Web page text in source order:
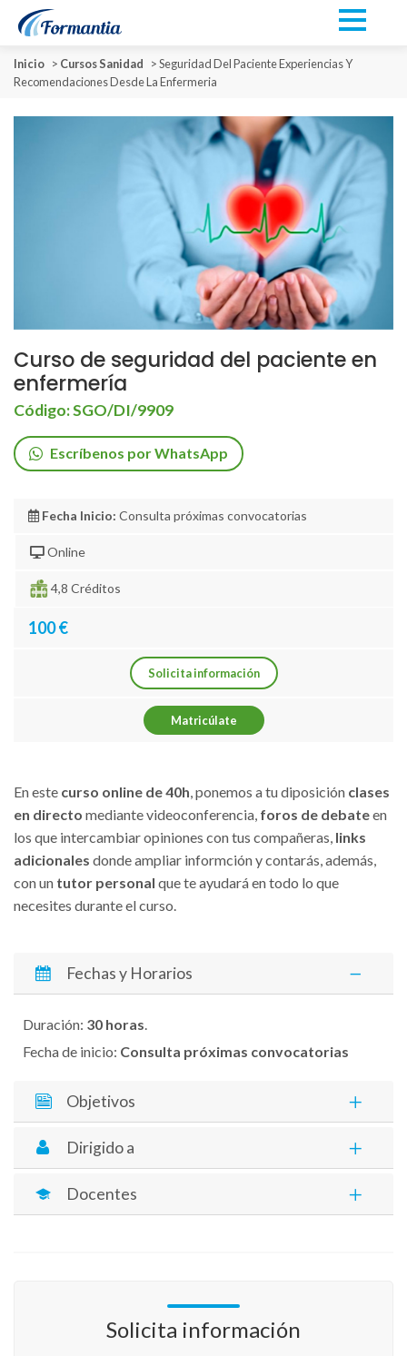
Inicio > Cursos Sanidad >Seguridad Del Paciente Experiencias Y
Recomendaciones Desde La Enfermeria
Curso de seguridad del paciente en
enfermería
Código: SGO/DI/9909
Escríbenos por WhatsApp
Fecha Inicio: Consulta próximas convocatorias
Online
4,8 Créditos
100 €
Solicita información
Matricúlate
En este curso online de 40h, ponemos a tu diposición clases
en directo mediante videoconferencia, foros de debateen
los que intercambiar opiniones con tus compañeras, links
adicionales donde ampliar informción y contarás, además,
con un tutor personal que te ayudará en todo lo que
necesites durante el curso.
Fechas y Horarios
Duración: 30 horas.
Fecha de inicio: Consulta próximas convocatorias
Objetivos
Dirigido a
Docentes
Solicita información